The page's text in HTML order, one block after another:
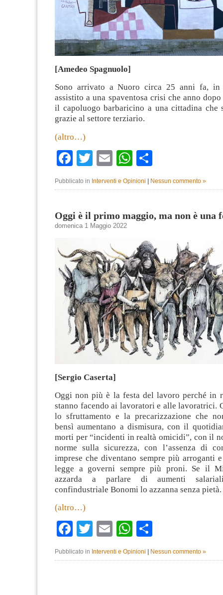
[Amedeo Spagnuolo]
Sono arrivato a Nuoro circa 25 anni fa, in
assistito a una spaventosa crisi che anno
il capoluogo barbaricino a una cittadina che
grazie al settore terziario.
(altro…)
Facebook
Twitter
EmailWhatsApp
Pubblicato in Interventi e Opinioni | Nessun commento »
Oggi è il primo maggio, ma non è una
domenica 1 Maggio 2022
[Sergio Caserta]
Oggi non più è la festa del lavoro perché in
stanno facendo ai lavoratori e alle lavoratrici.
lo sfruttamento e la precarizzazione che
bensì aumentano a dismisura, con il
morti per “incidenti in realtà omicidi”, con il
norme sulla sicurezza, con l’assenza di
imprese che diventano sempre più arroganti
legge a governi sempre più proni. Se il
azzarda a parlare di aumenti
confindustriale Bonomi lo azzanna senza pietà.
(altro…)
Facebook
TwitterEmailWhatsApp
Pubblicato in Interventi e Opinioni Nessun commento »